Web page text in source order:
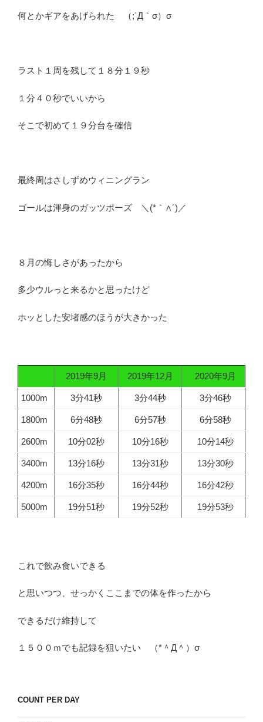
何とかギアをあげられた （;´Д｀σ）σ
ラスト１周を残して１８分１９秒
１分４０秒でいいから
そこで初めて１９分台を確信
最終周はさしずめウィニングラン
ゴールは渾身のガッツポーズ ＼(*｀∧´)／
８月の悔しさがあったから
多少ウルっと来るかと思ったけど
ホッとした安堵感のほうが大きかった
2019年9月 2019年12月 2020年9月
1000m 3分41秒 3分44秒 3分46秒
1800m 6分48秒 6分57秒 6分58秒
2600m 10分02秒 10分16秒 10分14秒
3400m 13分16秒 13分31秒 13分30秒
4200m 16分35秒 16分44秒 16分42秒
5000m 19分51秒 19分52秒 19分53秒
これで飲み食いできる
と思いつつ、せっかくここまでの体を作ったから
できるだけ維持して
１５００ｍでも記録を狙いたい （*＾Д＾）σ
COUNT PER DAY